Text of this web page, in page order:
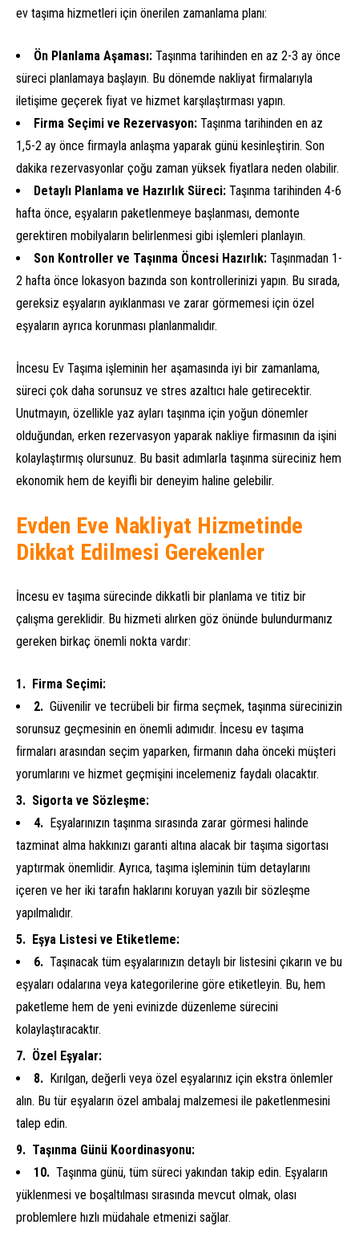
ev taşıma hizmetleri için önerilen zamanlama planı:
Ön Planlama Aşaması: Taşınma tarihinden en az 2-3 ay önce
süreci planlamaya başlayın. Bu dönemde nakliyat firmalarıyla
iletişime geçerek fiyat ve hizmet karşılaştırması yapın.
Firma Seçimi ve Rezervasyon: Taşınma tarihinden en az
1,5-2 ay önce firmayla anlaşma yaparak günü kesinleştirin. Son
dakika rezervasyonlar çoğu zaman yüksek fiyatlara neden olabilir.
Detaylı Planlama ve Hazırlık Süreci: Taşınma tarihinden 4-6
hafta önce, eşyaların paketlenmeye başlanması, demonte
gerektiren mobilyaların belirlenmesi gibi işlemleri planlayın.
Son Kontroller ve Taşınma Öncesi Hazırlık: Taşınmadan 1-
2 hafta önce lokasyon bazında son kontrollerinizi yapın. Bu sırada,
gereksiz eşyaların ayıklanması ve zarar görmemesi için özel
eşyaların ayrıca korunması planlanmalıdır.
İncesu Ev Taşıma işleminin her aşamasında iyi bir zamanlama,
süreci çok daha sorunsuz ve stres azaltıcı hale getirecektir.
Unutmayın, özellikle yaz ayları taşınma için yoğun dönemler
olduğundan, erken rezervasyon yaparak nakliye firmasının da işini
kolaylaştırmış olursunuz. Bu basit adımlarla taşınma süreciniz hem
ekonomik hem de keyifli bir deneyim haline gelebilir.
Evden Eve Nakliyat Hizmetinde
Dikkat Edilmesi Gerekenler
İncesu ev taşıma sürecinde dikkatli bir planlama ve titiz bir
çalışma gereklidir. Bu hizmeti alırken göz önünde bulundurmanız
gereken birkaç önemli nokta vardır:
Firma Seçimi:
Güvenilir ve tecrübeli bir firma seçmek, taşınma sürecinizin
sorunsuz geçmesinin en önemli adımıdır. İncesu ev taşıma
firmaları arasından seçim yaparken, firmanın daha önceki müşteri
yorumlarını ve hizmet geçmişini incelemeniz faydalı olacaktır.
Sigorta ve Sözleşme:
Eşyalarınızın taşınma sırasında zarar görmesi halinde
tazminat alma hakkınızı garanti altına alacak bir taşıma sigortası
yaptırmak önemlidir. Ayrıca, taşıma işleminin tüm detaylarını
içeren ve her iki tarafın haklarını koruyan yazılı bir sözleşme
yapılmalıdır.
Eşya Listesi ve Etiketleme:
Taşınacak tüm eşyalarınızın detaylı bir listesini çıkarın ve bu
eşyaları odalarına veya kategorilerine göre etiketleyin. Bu, hem
paketleme hem de yeni evinizde düzenleme sürecini
kolaylaştıracaktır.
Özel Eşyalar:
Kırılgan, değerli veya özel eşyalarınız için ekstra önlemler
alın. Bu tür eşyaların özel ambalaj malzemesi ile paketlenmesini
talep edin.
Taşınma Günü Koordinasyonu:
Taşınma günü, tüm süreci yakından takip edin. Eşyaların
yüklenmesi ve boşaltılması sırasında mevcut olmak, olası
problemlere hızlı müdahale etmenizi sağlar.